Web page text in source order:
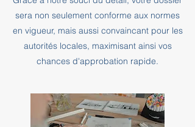
sera non seulement conforme aux normes
en vigueur, mais aussi convaincant pour les
autorités locales, maximisant ainsi vos
chances d'approbation rapide.